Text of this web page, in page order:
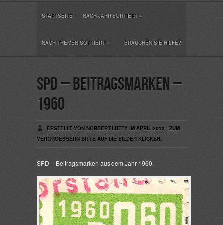
STARTSEITE NACH JAHR SORTIERT»
NACH THEMEN SORTIERT» BRAUCHEN SIE HILFE?
SPD – Beitragsmarken –
1960
ERSTELLT VON NORBERT LUFFY IM APRIL 2013 | ZUM
VERGROESSERN BITTE AUF DIE BILDER KLICKEN.
SPD – Beitragsmarken aus dem Jahr 1960.